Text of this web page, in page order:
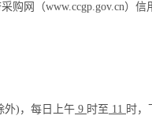
购网（www.ccgp.gov.cn）信
外) ，每日上午 9 时至 11 时，